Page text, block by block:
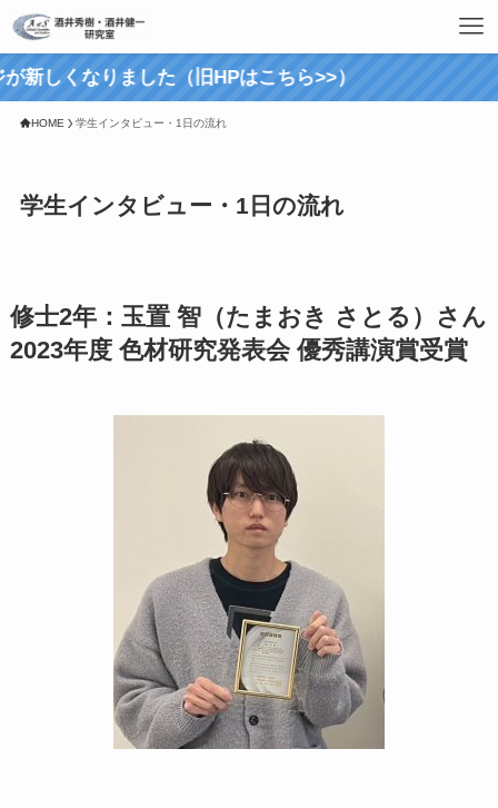
した（旧HPはこちら>>）
HOME 学生インタビュー・1日の流れ
学生インタビュー・1日の流れ
修士2年：玉置 智（たまおき さとる）さん
2023年度 色材研究発表会 優秀講演賞受賞